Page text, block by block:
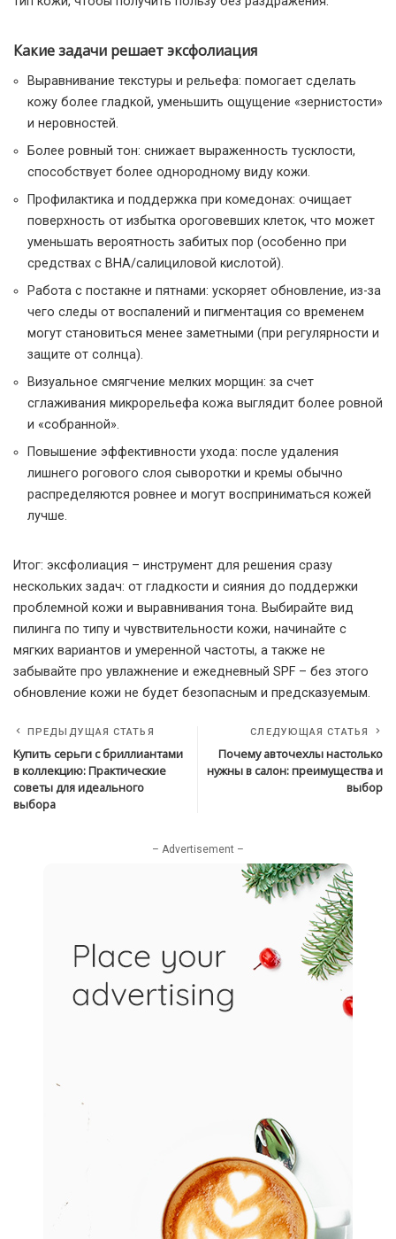
Какие задачи решает эксфолиация
Выравнивание текстуры и рельефа: помогает сделать
кожу более гладкой, уменьшить ощущение «зернистости»
и неровностей.
Более ровный тон: снижает выраженность тусклости,
способствует более однородному виду кожи.
Профилактика и поддержка при комедонах: очищает
поверхность от избытка ороговевших клеток, что может
уменьшать вероятность забитых пор (особенно при
средствах с BHA/салициловой кислотой).
Работа с постакне и пятнами: ускоряет обновление, из-за
чего следы от воспалений и пигментация со временем
могут становиться менее заметными (при регулярности и
защите от солнца).
Визуальное смягчение мелких морщин: за счет
сглаживания микрорельефа кожа выглядит более ровной
и «собранной».
Повышение эффективности ухода: после удаления
лишнего рогового слоя сыворотки и кремы обычно
распределяются ровнее и могут восприниматься кожей
лучше.
Итог: эксфолиация – инструмент для решения сразу
нескольких задач: от гладкости и сияния до поддержки
проблемной кожи и выравнивания тона. Выбирайте вид
пилинга по типу и чувствительности кожи, начинайте с
мягких вариантов и умеренной частоты, а также не
забывайте про увлажнение и ежедневный SPF – без этого
обновление кожи не будет безопасным и предсказуемым.
ПРЕДЫДУЩАЯ СТАТЬЯ
Купить серьги с бриллиантами
в коллекцию: Практические
советы для идеального
выбора
СЛЕДУЮЩАЯ СТАТЬЯ
Почему авточехлы настолько
нужны в салон: преимущества и
выбор
– Advertisement –